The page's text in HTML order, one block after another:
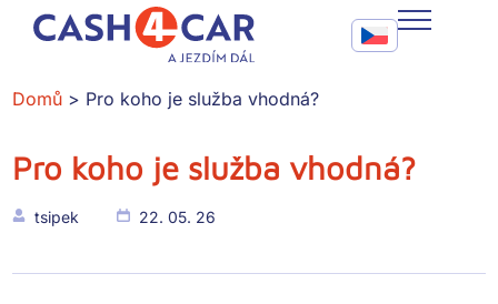
Pro koho je služba vhodná?
CASH4CAR
Call To Action
Domů Pro koho je služba vhodná?
Pro koho je služba vhodná?
tsipek 22. 05. 26